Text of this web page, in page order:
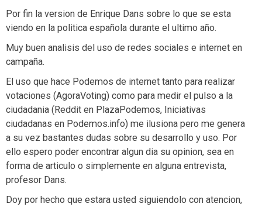
Por fin la version de Enrique Dans sobre lo que se esta
viendo en la politica española durante el ultimo año.
Muy buen analisis del uso de redes sociales e internet en
campaña.
El uso que hace Podemos de internet tanto para realizar
votaciones (AgoraVoting) como para medir el pulso a la
ciudadania (Reddit en PlazaPodemos, Iniciativas
ciudadanas en Podemos.info) me ilusiona pero me genera
a su vez bastantes dudas sobre su desarrollo y uso. Por
ello espero poder encontrar algun dia su opinion, sea en
forma de articulo o simplemente en alguna entrevista,
profesor Dans.
Doy por hecho que estara usted siguiendolo con atencion,